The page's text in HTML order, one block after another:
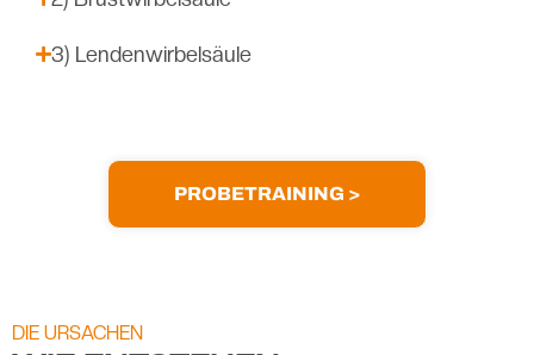
3) Lendenwirbelsäule
PROBETRAINING >
DIE URSACHEN